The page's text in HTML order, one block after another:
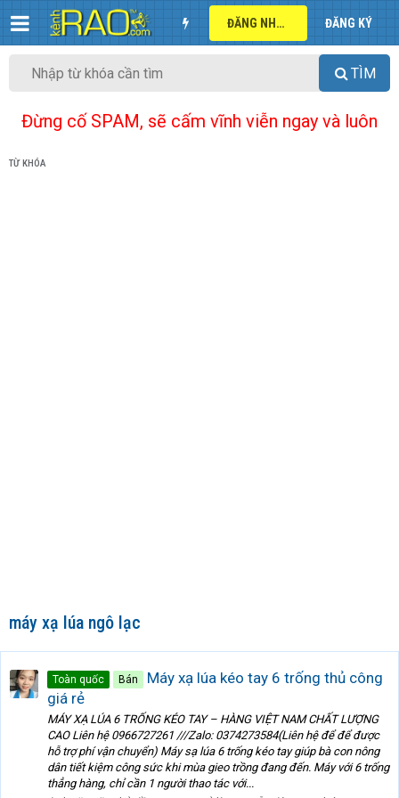
ĐĂNG NHẬP ĐĂNG KÝ
TÌM
Đừng cố SPAM, sẽ cấm vĩnh viễn ngay và luôn
TỪ KHÓA
máy xạ lúa ngô lạc
Toàn quốc Bán
Máy xạ lúa kéo tay 6 trống thủ công
giá rẻ
MÁY XẠ LÚA 6 TRỐNG KÉO TAY – HÀNG VIỆT NAM CHẤT LƯỢNG
CAO Liên hệ 0966727261 ///Zalo: 0374273584(Liên hệ để để được
hỗ trợ phí vận chuyển) Máy sạ lúa 6 trống kéo tay giúp bà con nông
dân tiết kiệm công sức khi mùa gieo trồng đang đến. Máy với 6 trống
thẳng hàng, chỉ cần 1 người thao tác với...